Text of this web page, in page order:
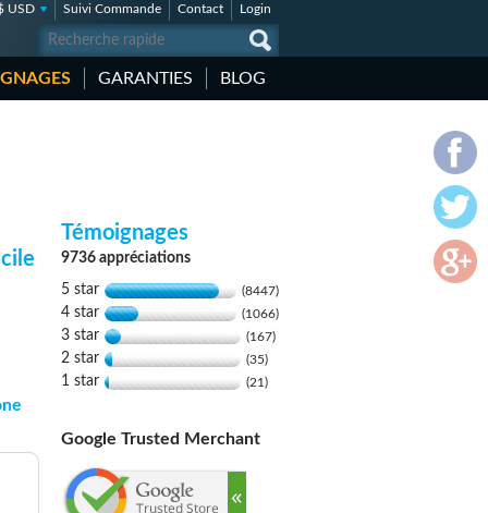
USD Suivi Commande Contact Login
GARANTIES BLOG
Témoignages
9736 appréciations
5 star (8447)
4 star (1066)
3 star (167)
2 star (35)
1 star (21)
Google Trusted Merchant